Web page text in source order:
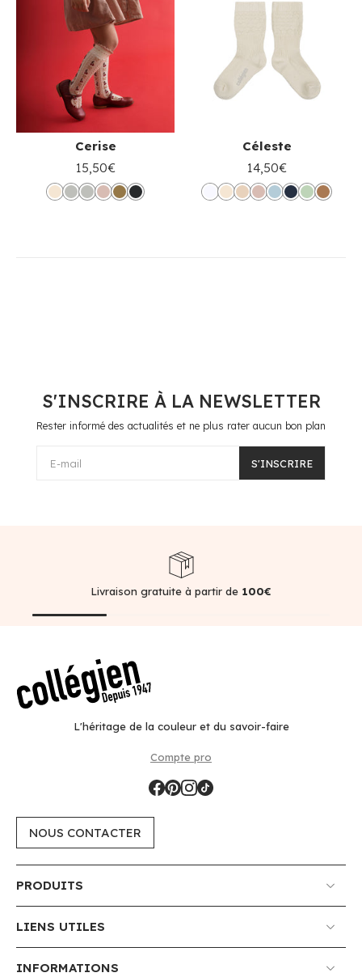
Cerise
15,50€
Céleste
14,50€
S'INSCRIRE À LA NEWSLETTER
Rester informé des actualités et ne plus rater aucun bon plan
E-mail S'INSCRIRE
Livraison gratuite à partir de 100€
L'héritage de la couleur et du savoir-faire
Compte pro
NOUS CONTACTER
PRODUITS
LIENS UTILES
INFORMATIONS